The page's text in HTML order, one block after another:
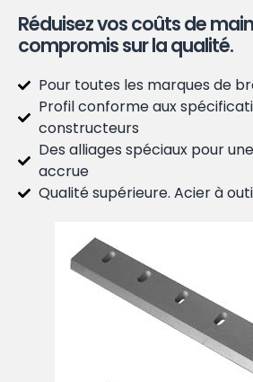
Réduisez vos coûts de
compromis sur la qualité.
Pour toutes les marques de
Profil conforme aux
constructeurs
Des alliages spéciaux pour
accrue
Qualité supérieure. Acier à